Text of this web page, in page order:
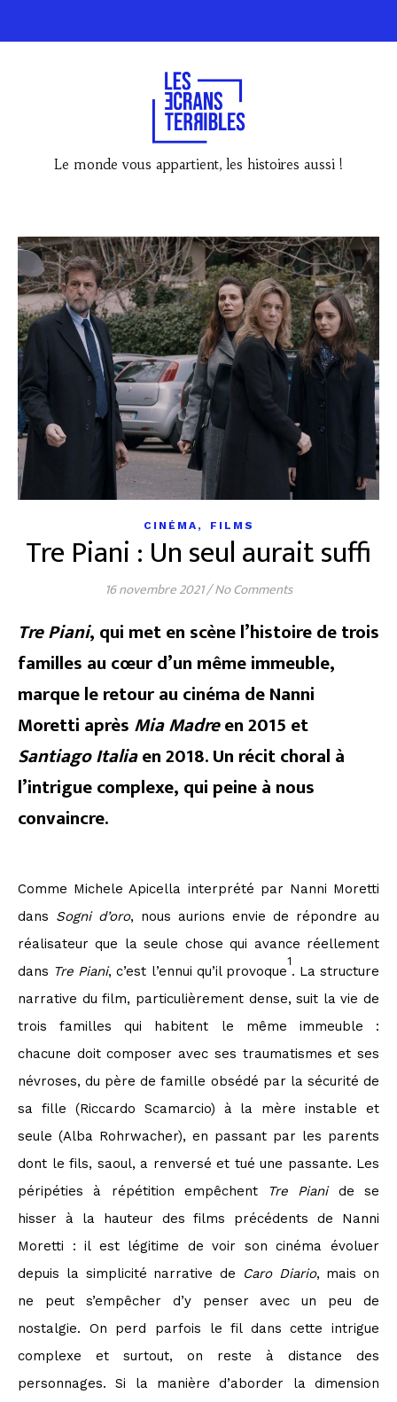
Le monde vous appartient, les histoires aussi !
CINÉMA , FILMS
Tre Piani : Un seul aurait suffi
16 novembre 2021/No Comments
Tre Piani, qui met en scène l’histoire de trois
familles au cœur d’un même immeuble,
marque le retour au cinéma de Nanni
Moretti après Mia Madreen 2015 et
Santiago Italiaen 2018. Un récit choral à
l’intrigue complexe, qui peine à nous
convaincre.
Comme Michele Apicella interprété par Nanni Moretti
dans Sogni d’oro, nous aurions envie de répondre au
réalisateur que la seule chose qui avance réellement
dans Tre Piani, c’est l’ennui qu’il provoque
1
. La structure
narrative du film, particulièrement dense, suit la vie de
trois familles qui habitent le même immeuble :
chacune doit composer avec ses traumatismes et ses
névroses, du père de famille obsédé par la sécurité de
sa fille (Riccardo Scamarcio) à la mère instable et
seule (Alba Rohrwacher), en passant par les parents
dont le fils, saoul, a renversé et tué une passante. Les
péripéties à répétition empêchent
Tre Pianide se
hisser à la hauteur des films précédents de Nanni
Moretti : il est légitime de voir son cinéma évoluer
depuis la simplicité narrative de
Caro Diario, mais on
ne peut s’empêcher d’y penser avec un peu de
nostalgie. On perd parfois le fil dans cette intrigue
complexe et surtout, on reste à distance des
personnages. Si la manière d’aborder la dimension